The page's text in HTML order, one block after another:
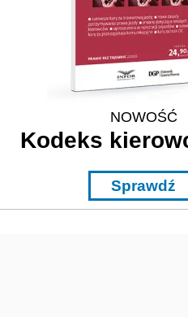
NOWOŚĆ
Kodeks
Sprawdź